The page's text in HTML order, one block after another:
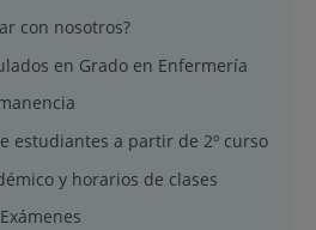
con nosotros?
en Grado en Enfermería
estudiantes a partir de 2º curso
y horarios de clases